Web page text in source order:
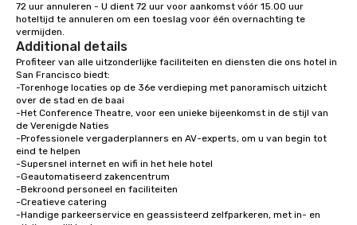
with different people
down at each venue
experiences not only
Lip Smacking Foodie
experiences can
Stress-Free Booking
72 uur annuleren - U dient 72 uur voor aankomst vóór 15.00 uur
hoteltijd te annuleren om een toeslag voor één overnachting te
vermijden.
Additional details
Profiteer van alle uitzonderlijke faciliteiten en diensten die ons hotel in
San Francisco biedt:
-Torenhoge locaties op de 36e verdieping met panoramisch uitzicht
over de stad en de baai
-Het Conference Theatre, voor een unieke bijeenkomst in de stijl van
de Verenigde Naties
-Professionele vergaderplanners en AV-experts, om u van begin tot
eind te helpen
-Supersnel internet en wifi in het hele hotel
-Geautomatiseerd zakencentrum
-Bekroond personeel en faciliteiten
-Creatieve catering
-Handige parkeerservice en geassisteerd zelfparkeren, met in- en